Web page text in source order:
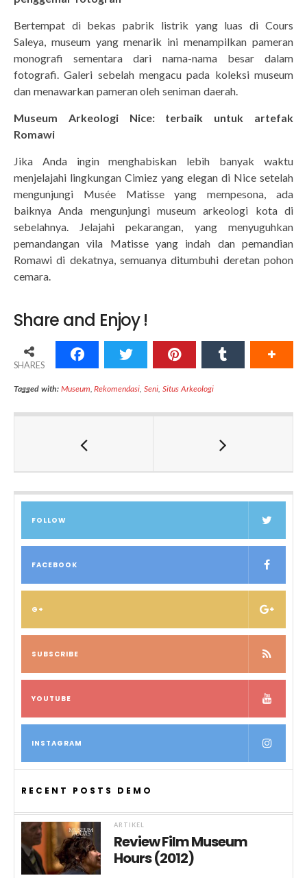
Bertempat di bekas pabrik listrik yang luas di Cours
Saleya, museum yang menarik ini menampilkan pameran
monografi sementara dari nama-nama besar dalam
fotografi. Galeri sebelah mengacu pada koleksi museum
dan menawarkan pameran oleh seniman daerah.
Museum Arkeologi Nice: terbaik untuk artefak
Romawi
Jika Anda ingin menghabiskan lebih banyak waktu
menjelajahi lingkungan Cimiez yang elegan di Nice setelah
mengunjungi Musée Matisse yang mempesona, ada
baiknya Anda mengunjungi museum arkeologi kota di
sebelahnya. Jelajahi pekarangan, yang menyuguhkan
pemandangan vila Matisse yang indah dan pemandian
Romawi di dekatnya, semuanya ditumbuhi deretan pohon
cemara.
Share and Enjoy !
SHARES
Tagged with: Museum ,Rekomendasi ,Seni ,Situs Arkeologi
FOLLOW
FACEBOOK
G+
SUBSCRIBE
YOUTUBE
INSTAGRAM
RECENT POSTS DEMO
ARTIKEL
Review Film Museum
Hours (2012)